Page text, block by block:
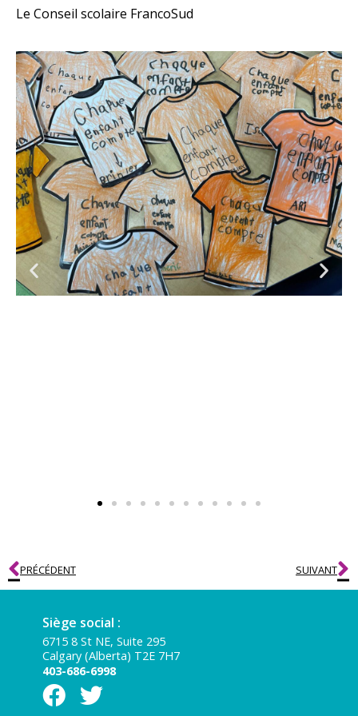
Le Conseil scolaire FrancoSud
PRÉCÉDENT SUIVANT
Siège social :
6715 8 St NE, Suite 295
Calgary (Alberta) T2E 7H7
403-686-6998